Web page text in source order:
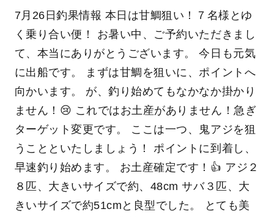
7月26日釣果情報 本日は甘鯛狙い！７名様とゆ
く乗り合い便！ お暑い中、ご予約いただきまし
て、本当にありがとうございます。 今日も元気
に出船です。 まずは甘鯛を狙いに、ポイントへ
向かいます。 が、釣り始めてもなかなか掛かり
ません！😢 これではお土産がありません！急ぎ
ターゲット変更です。 ここは一つ、鬼アジを狙
うことといたしましょう！ ポイントに到着し、
早速釣り始めます。 お土産確定です！👍 アジ２
８匹、大きいサイズで約、48cm サバ３匹、大
きいサイズで約51cmと良型でした。 とても美